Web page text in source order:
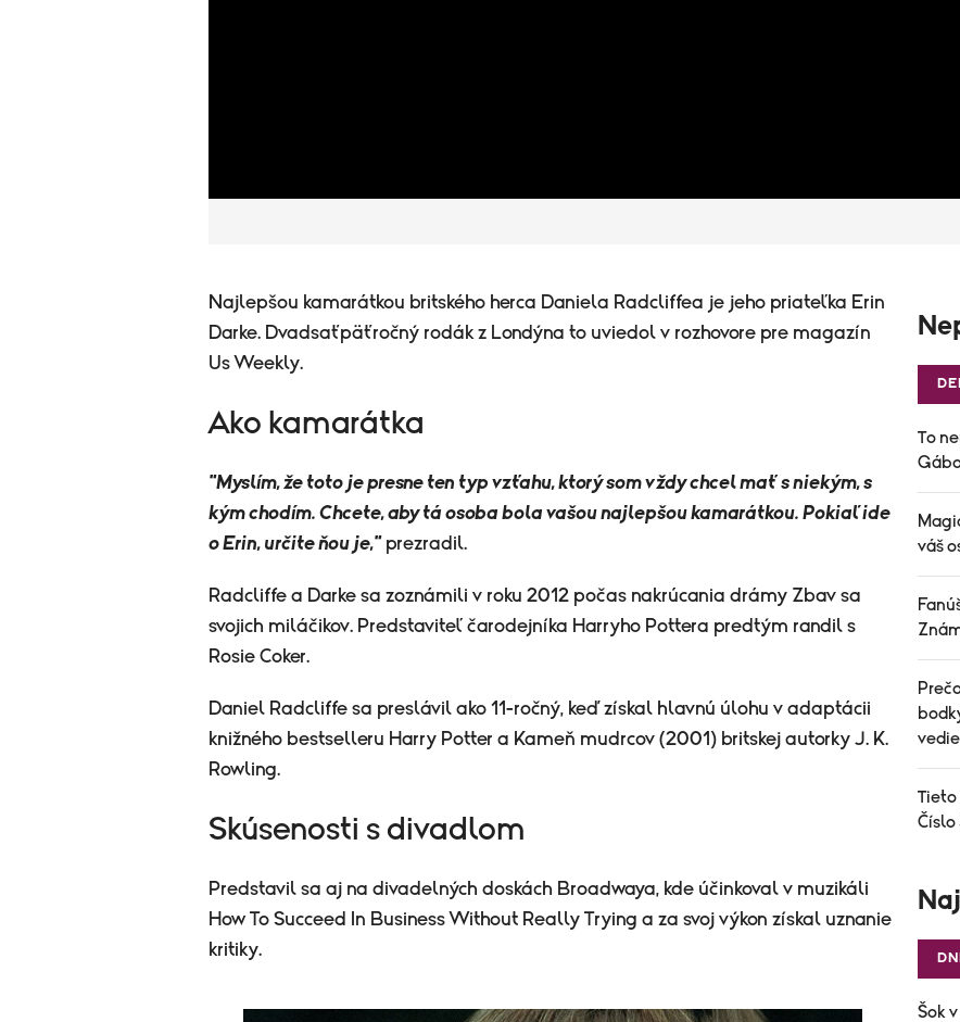
Najlepšou kamarátkou britského herca Daniela Radcliffea je jeho priateľka Erin
Darke. Dvadsaťpäťročný rodák z Londýna to uviedol v rozhovore pre magazín
Us Weekly.
Ako kamarátka
"Myslím, že toto je presne ten typ vzťahu, ktorý som vždy chcel mať s niekým, s
kým chodím. Chcete, aby tá osoba bola vašou najlepšou kamarátkou. Pokiaľ ide
o Erin, určite ňou je,"prezradil.
Radcliffe a Darke sa zoznámili v roku 2012 počas nakrúcania drámy Zbav sa
svojich miláčikov. Predstaviteľ čarodejníka Harryho Pottera predtým randil s
Rosie Coker.
Daniel Radcliffe sa preslávil ako 11-ročný, keď získal hlavnú úlohu v adaptácii
knižného bestselleru Harry Potter a Kameň mudrcov (2001) britskej autorky J. K.
Rowling.
Skúsenosti s divadlom
Predstavil sa aj na divadelných doskách Broadwaya, kde účinkoval v muzikáli
How To Succeed In Business Without Really Trying a za svoj výkon získal uznanie
kritiky.
To
váš
Číslo
Šok